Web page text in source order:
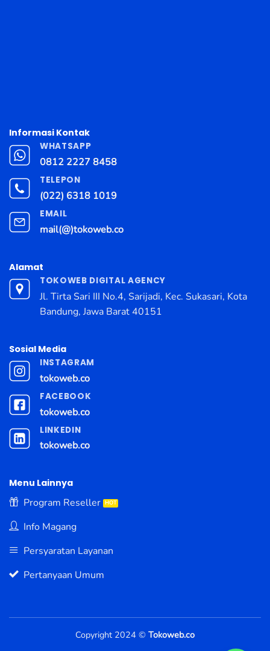
Informasi Kontak
WHATSAPP
0812 2227 8458
TELEPON
(022) 6318 1019
EMAIL
mail(@)tokoweb.co
Alamat
TOKOWEB DIGITAL AGENCY
Jl. Tirta Sari III No.4, Sarijadi, Kec. Sukasari, Kota
Bandung, Jawa Barat 40151
Sosial Media
INSTAGRAM
tokoweb.co
FACEBOOK
tokoweb.co
LINKEDIN
tokoweb.co
Menu Lainnya
Program Reseller
Info Magang
Persyaratan Layanan
Pertanyaan Umum
Copyright 2024 © Tokoweb.co